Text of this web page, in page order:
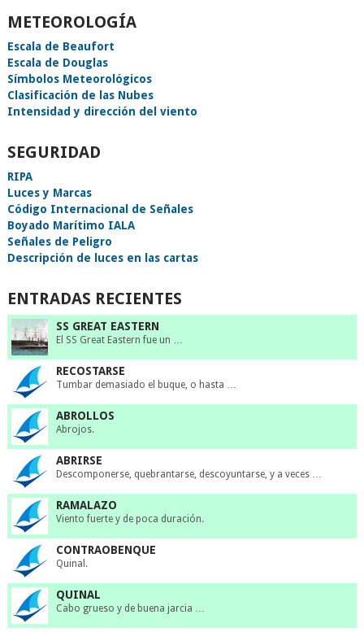
METEOROLOGÍA
Escala de Beaufort
Escala de Douglas
Símbolos Meteorológicos
Clasificación de las Nubes
Intensidad y dirección del viento
SEGURIDAD
RIPA
Luces y Marcas
Código Internacional de Señales
Boyado Marítimo IALA
Señales de Peligro
Descripción de luces en las cartas
ENTRADAS RECIENTES
SS GREAT EASTERN
El SS Great Eastern fue un …
RECOSTARSE
Tumbar demasiado el buque, o hasta …
ABROLLOS
Abrojos.
ABRIRSE
Descomponerse, quebrantarse, descoyuntarse, y a veces …
RAMALAZO
Viento fuerte y de poca duración.
CONTRAOBENQUE
Quinal.
QUINAL
Cabo grueso y de buena jarcia …